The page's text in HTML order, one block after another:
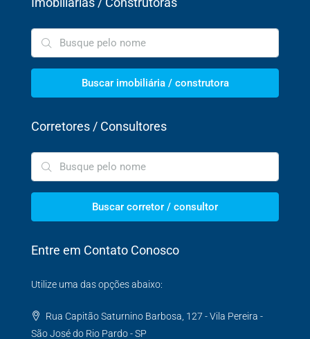
Buscar imobiliária / construtora
Corretores / Consultores
Buscar corretor / consultor
Entre em Contato Conosco
Utilize uma das opções abaixo:
Rua Capitão Saturnino Barbosa, 127 - Vila Pereira -
São José do Rio Pardo - SP